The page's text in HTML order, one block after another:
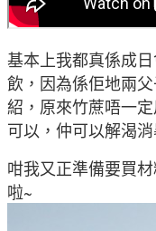
基本上我都真係成
飲，因為係佢地兩
紹，原來竹蔗唔一
可以，仲可以解渴消
咁我又正準備要買
啦~